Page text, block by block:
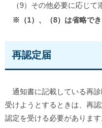
（9）その他必要に応じて
※（1）、（8）は省略でき
再認定届
通知書に記載している再
受けようとするときは、再
認定を受ける必要があります